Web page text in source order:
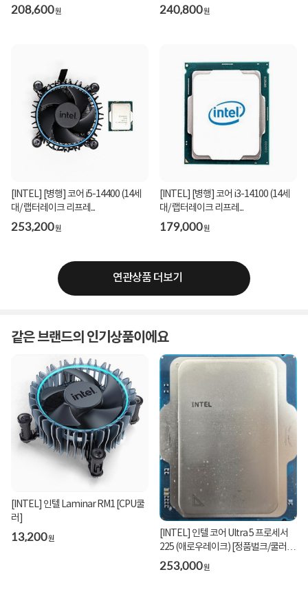
208,600원 240,800원
[INTEL] [병행] 코어 i5-14400 (14세
대/ 랩터레이크 리프레...
253,200원
[INTEL] [병행] 코어 i3-14100 (14세
대/ 랩터레이크 리프레...
179,000원
연관상품 더보기
같은 브랜드의 인기상품이에요
[INTEL] 인텔 Laminar RM1 [CPU쿨
러]
13,200원
[INTEL] 인텔 코어 Ultra 5 프로세서
225 (애로우레이크) [정품벌크/쿨러미
포함]
253,000원